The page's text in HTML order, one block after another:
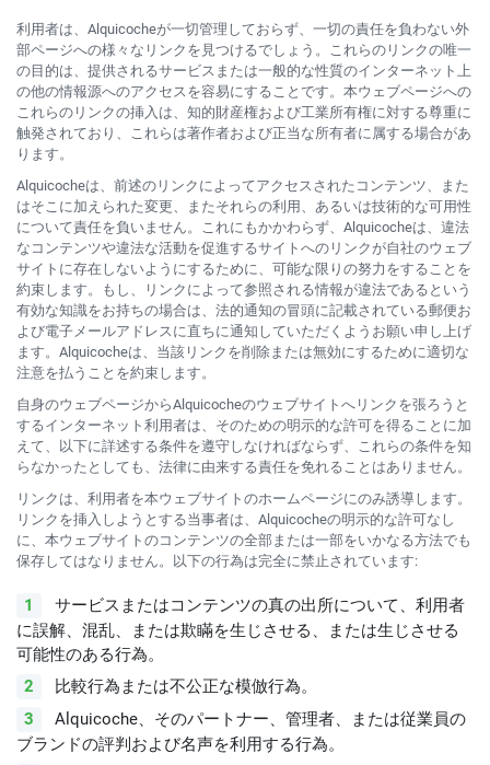
利用者は、Alquicocheが一切管理しておらず、一切の責任を負わない外
部ページへの様々なリンクを見つけるでしょう。これらのリンクの唯一
の目的は、提供されるサービスまたは一般的な性質のインターネット上
の他の情報源へのアクセスを容易にすることです。本ウェブページへの
これらのリンクの挿入は、知的財産権および工業所有権に対する尊重に
触発されており、これらは著作者および正当な所有者に属する場合があ
ります。
Alquicocheは、前述のリンクによってアクセスされたコンテンツ、また
はそこに加えられた変更、またそれらの利用、あるいは技術的な可用性
について責任を負いません。これにもかかわらず、Alquicocheは、違法
なコンテンツや違法な活動を促進するサイトへのリンクが自社のウェブ
サイトに存在しないようにするために、可能な限りの努力をすることを
約束します。もし、リンクによって参照される情報が違法であるという
有効な知識をお持ちの場合は、法的通知の冒頭に記載されている郵便お
よび電子メールアドレスに直ちに通知していただくようお願い申し上げ
ます。Alquicocheは、当該リンクを削除または無効にするために適切な
注意を払うことを約束します。
自身のウェブページからAlquicocheのウェブサイトへリンクを張ろうと
するインターネット利用者は、そのための明示的な許可を得ることに加
えて、以下に詳述する条件を遵守しなければならず、これらの条件を知
らなかったとしても、法律に由来する責任を免れることはありません。
リンクは、利用者を本ウェブサイトのホームページにのみ誘導します。
リンクを挿入しようとする当事者は、Alquicocheの明示的な許可なし
に、本ウェブサイトのコンテンツの全部または一部をいかなる方法でも
保存してはなりません。以下の行為は完全に禁止されています:
サービスまたはコンテンツの真の出所について、利用者
に誤解、混乱、または欺瞞を生じさせる、または生じさせる
可能性のある行為。
比較行為または不公正な模倣行為。
Alquicoche、そのパートナー、管理者、または従業員の
ブランドの評判および名声を利用する行為。